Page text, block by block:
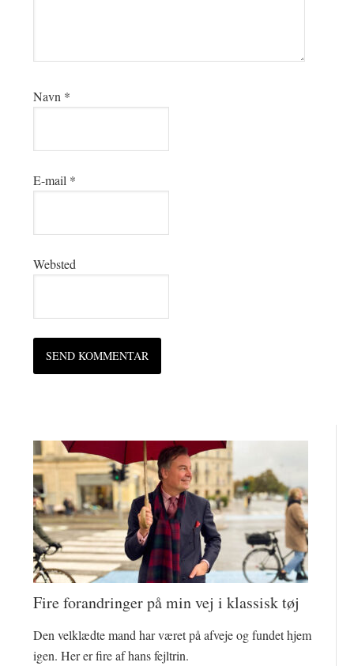
Navn *
E-mail *
Websted
Fire forandringer på min vej i klassisk tøj
Den velklædte mand har været på afveje og fundet hjem
igen. Her er fire af hans fejltrin.